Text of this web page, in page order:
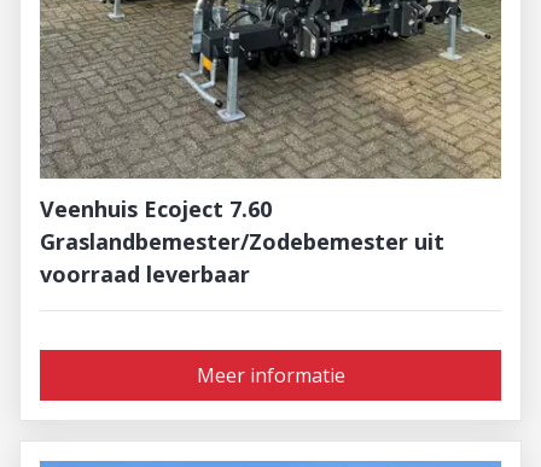
Veenhuis Ecoject 7.60
Graslandbemester/Zodebemester uit
voorraad leverbaar
Meer informatie